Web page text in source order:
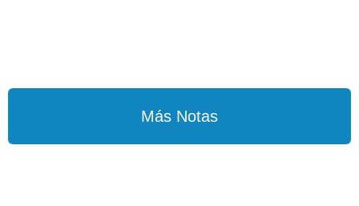
Más Notas